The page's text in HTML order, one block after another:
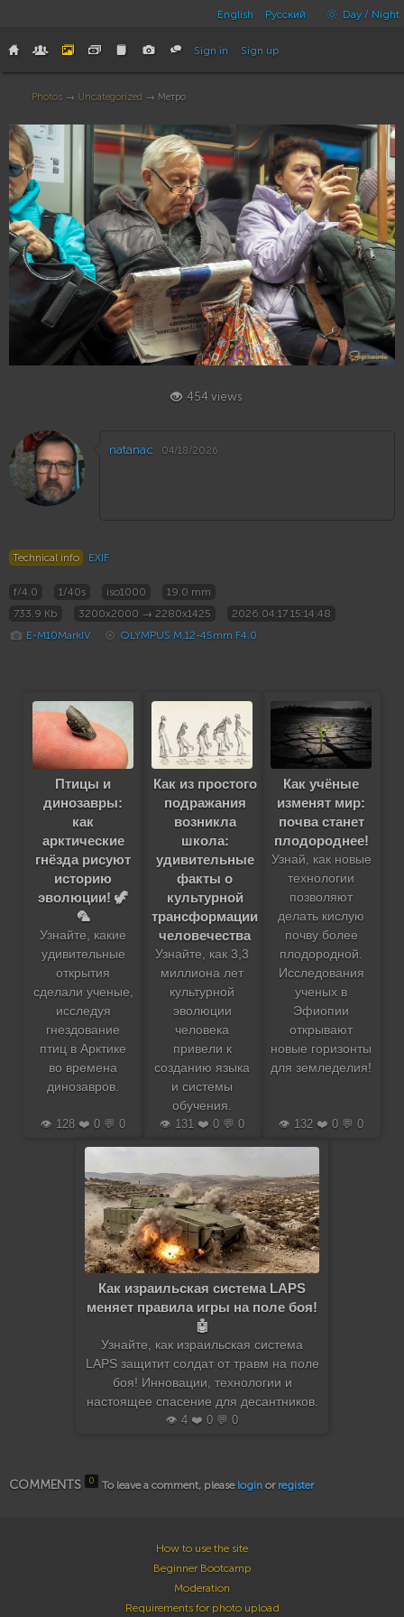
English Русский Day / Night
Sign in Sign up
Photos → Uncategorized → Метро
454 views
natanac 04/18/2026
Technical info EXIF
f/4.0 1/40s iso1000
19.0 mm
733.9 Kb
3200x2000 → 2280x1425
2026:04:17 15:14:48
E-M10MarkIV
OLYMPUS M.12-45mm F4.0
Птицы и
динозавры:
как
арктические
гнёзда рисуют
историю
эволюции! 🦖
🦜
Узнайте, какие
удивительные
открытия
сделали ученые,
исследуя
гнездование
птиц в Арктике
во времена
динозавров.
👁️ 128 ❤️ 0 💬 0
Как из простого
подражания
возникла
школа:
удивительные
факты о
культурной
трансформации
человечества
Узнайте, как 3,3
миллиона лет
культурной
эволюции
человека
привели к
созданию языка
и системы
обучения.
👁️ 131 ❤️ 0 💬 0
Как учёные
изменят мир:
почва станет
плодороднее!
Узнай, как новые
технологии
позволяют
делать кислую
почву более
плодородной.
Исследования
ученых в
Эфиопии
открывают
новые горизонты
для земледелия!
👁️ 132 ❤️ 0 💬 0
Как израильская система LAPS
меняет правила игры на поле боя!
🤖
Узнайте, как израильская система
LAPS защитит солдат от травм на поле
боя! Инновации, технологии и
настоящее спасение для десантников.
👁️ 4 ❤️ 0 💬 0
COMMENTS 0 To leave a comment, please login or register
How to use the site
Beginner Bootcamp
Moderation
Requirements for photo upload